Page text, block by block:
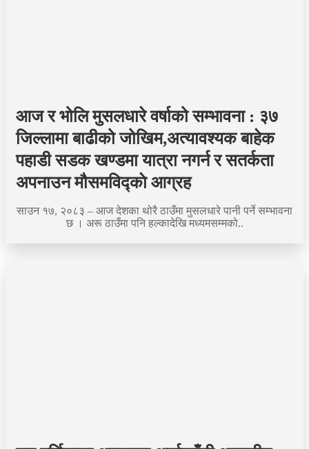
आज र भोलि मुसलधारे वर्षाको सम्भावना : ३७
जिल्लामा बाढीको जोखिम,अत्यावश्यक बाहेक
पहाडी सडक खण्डमा यात्रा नगर्न र सतर्कता
अपनाउन मौसमविद्काे आग्रह
साउन १७, २०८३ – आज देशका थोरै ठाउँमा मुसलधारे पानी पर्ने सम्भावना
छ । अरू ठाउँमा पनि हल्कादेखि मध्यमसम्मको..